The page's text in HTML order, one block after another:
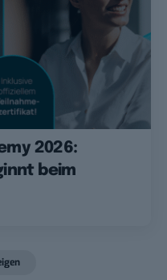
2026:
beim